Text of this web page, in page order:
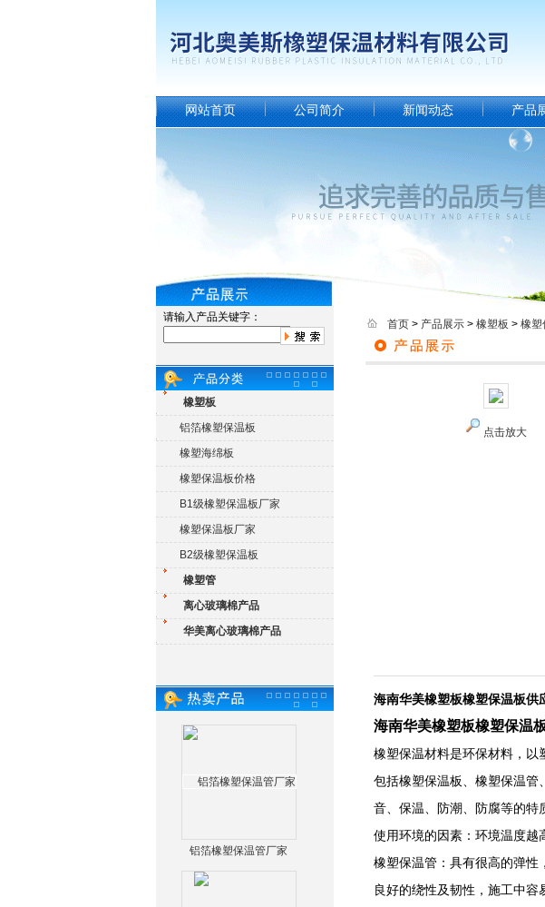
网站首页 公司简介 新闻动态 产品
请输入产品关键字：
橡塑板
铝箔橡塑保温板
橡塑海绵板
橡塑保温板价格
B1级橡塑保温板厂家
橡塑保温板厂家
B2级橡塑保温板
橡塑管
离心玻璃棉产品
华美离心玻璃棉产品
铝箔橡塑保温管厂家
首页 > 产品展示 > 橡塑板 > 橡塑
点击放大
海南华美橡塑板橡塑保温板供
海南华美橡塑板橡塑保温
橡塑保温材料是环保材料，以
包括橡塑保温板、橡塑保温管
音、保温、防潮、防腐等的特
使用环境的因素：环境温度越
橡塑保温管：具有很高的弹性
良好的绕性及韧性，施工中容